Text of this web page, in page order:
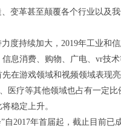
变革甚至颠覆各个行业以及
度持续加大，2019年工业和
息消费、购物、广电、vr技
在游戏领域和视频领域表现
医疗等其他领域也占有一定
稳定上升。
自2017年首届起，截止目前